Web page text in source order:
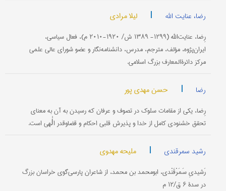
رضا، عنایت الله | لیلا مرادی
رِضا، عنایت‌الله (۱۲۹۹- ۱۳۸۹ ش/ ۱۹۲۰-۲۰۱۰ م)، فعال سیاسی،
ایران‌پژوه، مؤلف، مترجم، مدرس، دانشنامه‌نگار و عضو شورای عالی علمی
مرکز دائرةالمعارف بزرگ اسلامی.
رضا | حسن مهدی پور
رِضا، یکی از مقامات سلوک در تصوف و عرفان که رسیدن به آن به معنای
تحقق خشنودی کامل از خدا و پذیرش قلبی احکام و قضاوقدر الٰهی است.
رشید سمرقندی | ملیحه مهدوی
رَشیدیِ سَمَرْقَنْدی، ابومحمد بن محمد، از شاعران پارسی‌گوی خراسان بزرگ
در سدۀ ۶ ق/۱۲ م